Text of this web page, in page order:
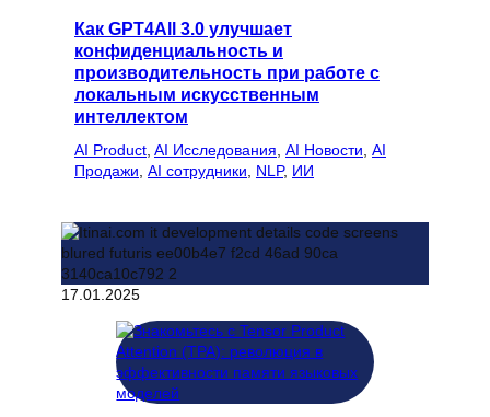
Как GPT4All 3.0 улучшает
конфиденциальность и
производительность при работе с
локальным искусственным
интеллектом
AI Product AI Исследования AI Новости AI
Продажи AI сотрудники NLP, ИИ
17.01.2025